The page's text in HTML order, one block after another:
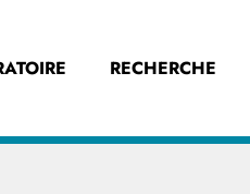
RECHERCHE